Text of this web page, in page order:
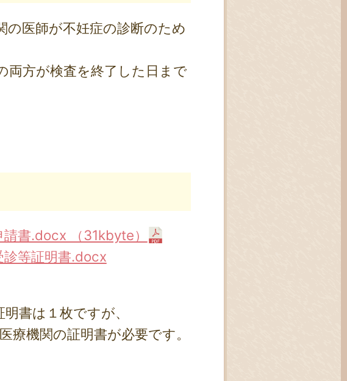
の医師が不妊症の診断のため
両方が検査を終了した日まで
書.docx （31kbyte）
診等証明書.docx
書は１枚ですが、
機関の証明書が必要です。